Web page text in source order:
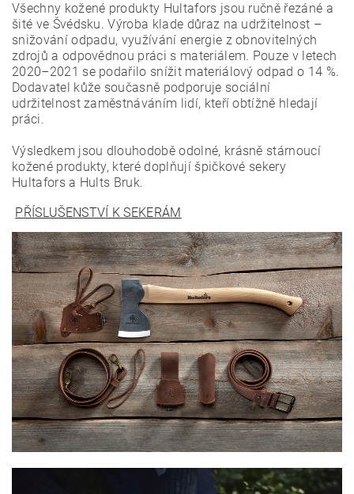
Všechny kožené produkty Hultafors jsou ručně řezáné a
šité ve Švédsku. Výroba klade důraz na udržitelnost –
snižování odpadu, využívání energie z obnovitelných
zdrojů a odpovědnou práci s materiálem. Pouze v letech
2020–2021 se podařilo snížit materiálový odpad o 14 %.
Dodavatel kůže současně podporuje sociální
udržitelnost zaměstnáváním lidí, kteří obtížně hledají
práci.
Výsledkem jsou dlouhodobě odolné, krásně stárnoucí
kožené produkty, které doplňují špičkové sekery
Hultafors a Hults Bruk.
PŘÍSLUŠENSTVÍ K SEKERÁM